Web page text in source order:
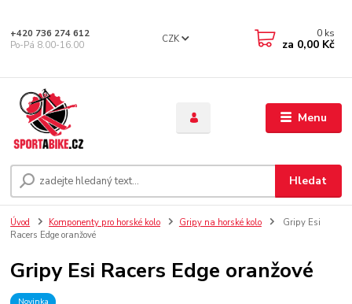
Menu
CZK
Hledat
+420 736 274 612
Po-Pá 8.00-16.00
0 ks
za 0,00 Kč
Úvod Komponenty pro horské kolo Gripy na horské kolo
Gripy Esi
Racers Edge oranžové
Gripy Esi Racers Edge oranžové
Novinka